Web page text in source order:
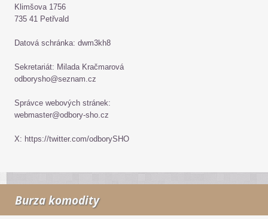
Klimšova 1756
735 41 Petřvald
Datová schránka: dwm3kh8
Sekretariát: Milada Kračmarová
odborysho@seznam.cz
Správce webových stránek:
webmaster@odbory-sho.cz
X: https://twitter.com/odborySHO
Burza komodity